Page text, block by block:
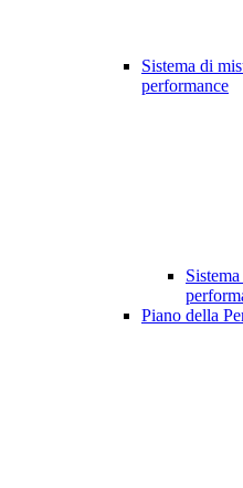
Sistema di
performance
Piano della